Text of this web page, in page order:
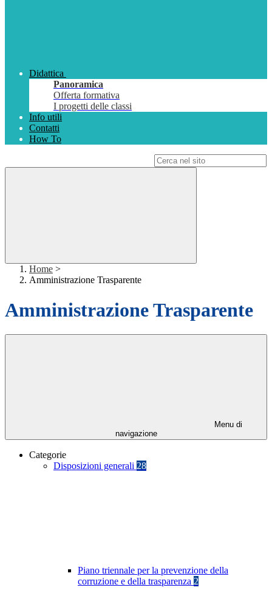
Didattica
Panoramica
Offerta formativa
I progetti delle classi
Info utili
Contatti
How To
Home >
Amministrazione Trasparente
Amministrazione Trasparente
Menu di
navigazione
Categorie
Disposizioni generali 28
Piano triennale per la prevenzione della
corruzione e della trasparenza 2